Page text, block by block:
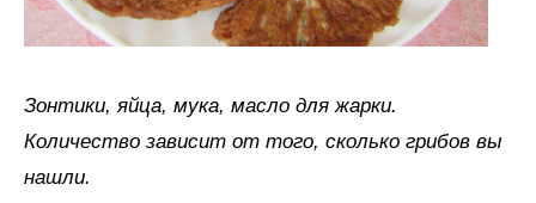
Зонтики, яйца, мука, масло для жарки.
Количество зависит от того, сколько грибов вы
нашли.